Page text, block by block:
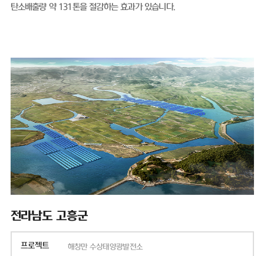
탄소배출량 약 131톤을 절감하는 효과가 있습니다.
전라남도 고흥군
프로젝트 해창만 수상태양광발전소